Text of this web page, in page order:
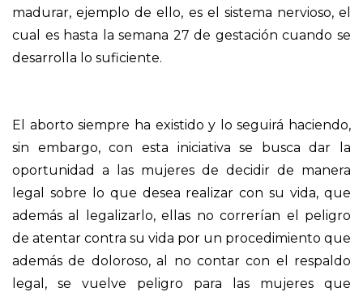
madurar, ejemplo de ello, es el sistema nervioso, el
cual es hasta la semana 27 de gestación cuando se
desarrolla lo suficiente.
El aborto siempre ha existido y lo seguirá haciendo,
sin embargo, con esta iniciativa se busca dar la
oportunidad a las mujeres de decidir de manera
legal sobre lo que desea realizar con su vida, que
además al legalizarlo, ellas no correrían el peligro
de atentar contra su vida por un procedimiento que
además de doloroso, al no contar con el respaldo
legal, se vuelve peligro para las mujeres que